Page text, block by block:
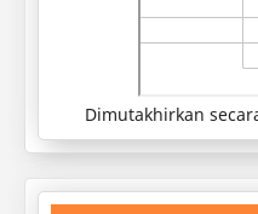
Dimutakhirkan